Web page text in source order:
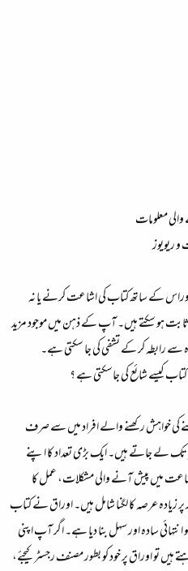
معلومات
ریویوز
کے ساتھ کتاب کی اشاعت کرنے یا نہ
ہو سکتے ہیں۔ آپ کے ذہن میں موجود مزید
سے رابطہ کر کے تشفی کی جا سکتی ہے۔
کیسے شائع کی جاسکتی ہے ؟
کی خواہش رکھنے والے افراد میں سے صرف
تک لے جاتے ہیں۔ ایک بڑی تعداد کا اپنے
میں پیش آنے والی مشکلات، عمل کا
پر زیادہ عرصہ کا لگنا شامل ہیں۔ اوراق نے کتاب
سادہ اور سہل بنا دیا ہے۔ اگر آپ اپنی
تو اوراق پر خود کو بطور مصنف رجسٹر کیجئے،